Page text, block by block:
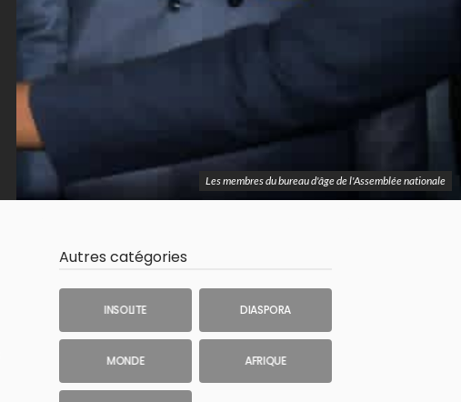
Les membres du bureau d'âge de l'Assemblée nationale
Autres catégories
INSOLITE DIASPORA
MONDE AFRIQUE